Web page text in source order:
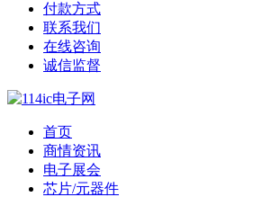
付款方式
联系我们
在线咨询
诚信监督
首页
商情资讯
电子展会
芯片/元器件